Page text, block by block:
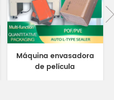
Máquina envasadora
de película